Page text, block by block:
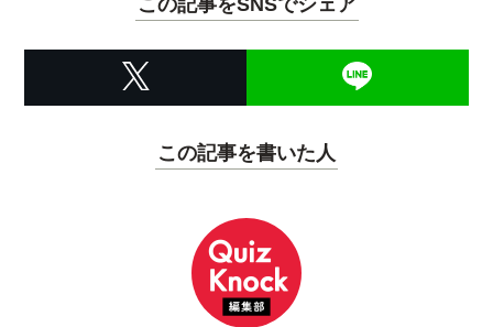
この記事をSNSでシェア
この記事を書いた人